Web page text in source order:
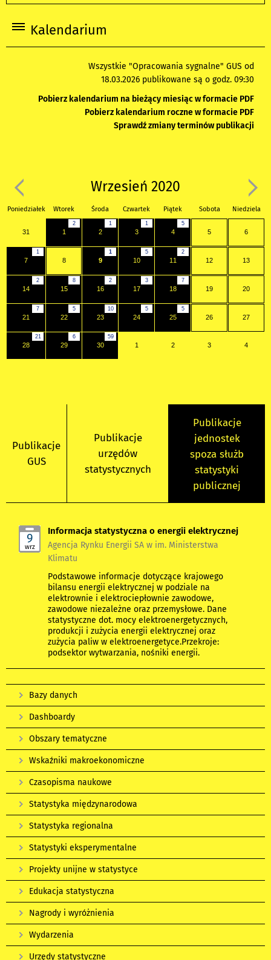
Kalendarium
Wszystkie "Opracowania sygnalne" GUS od
18.03.2026 publikowane są o godz. 09:30
Pobierz kalendarium na bieżący miesiąc w formacie PDF
Pobierz kalendarium roczne w formacie PDF
Sprawdź zmiany terminów publikacji
Wrzesień 2020
Poniedziałek Wtorek Środa Czwartek Piątek Sobota Niedziela
31
2
1
1
2
1
3
5
4 5 6
1
7 8
1
9
5
10
2
11 12 13
2
14
8
15
2
16
3
17
7
18 19 20
7
21
5
22
10
23
5
24
5
25 26 27
21
28
6
29
59
30 1 2 3 4
Publikacje
GUS
Publikacje
urzędów
statystycznych
Publikacje
jednostek
spoza służb
statystyki
publicznej
9
wrz
Informacja statystyczna o energii elektrycznej
Agencja Rynku Energii SA w im. Ministerstwa
Klimatu
Podstawowe informacje dotyczące krajowego
bilansu energii elektrycznej w podziale na
elektrownie i elektrociepłownie zawodowe,
zawodowe niezależne oraz przemysłowe. Dane
statystyczne dot. mocy elektroenergetycznych,
produkcji i zużycia energii elektrycznej oraz
zużycia paliw w elektroenergetyce.Przekroje:
podsektor wytwarzania, nośniki energii.
Bazy danych
Dashboardy
Obszary tematyczne
Wskaźniki makroekonomiczne
Czasopisma naukowe
Statystyka międzynarodowa
Statystyka regionalna
Statystyki eksperymentalne
Projekty unijne w statystyce
Edukacja statystyczna
Nagrody i wyróżnienia
Wydarzenia
Urzędy statystyczne